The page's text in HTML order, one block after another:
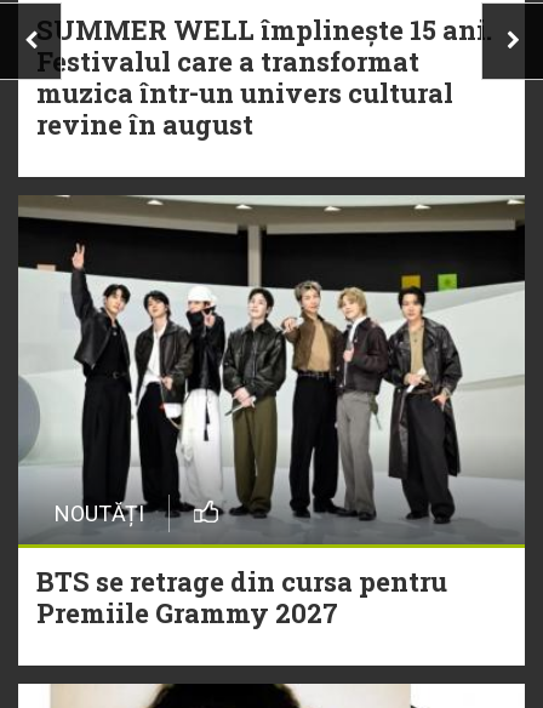
SUMMER WELL împlinește 15 ani.
Festivalul care a transformat
muzica într-un univers cultural
revine în august
NOUTĂȚI
BTS se retrage din cursa pentru
Premiile Grammy 2027